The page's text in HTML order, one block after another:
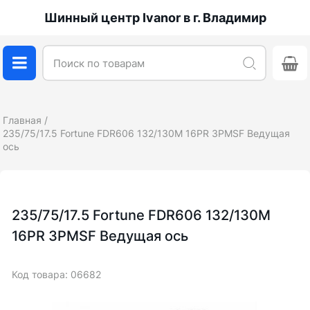
Шинный центр Ivanor в г. Владимир
Главная
235/75/17.5 Fortune FDR606 132/130M 16PR 3PMSF Ведущая
ось
235/75/17.5 Fortune FDR606 132/130M
16PR 3PMSF Ведущая ось
Код товара: 06682